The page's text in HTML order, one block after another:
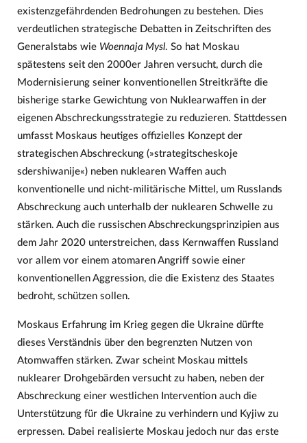
existenzgefährdenden Bedrohungen zu bestehen. Dies
verdeutlichen strategische Debatten in Zeitschriften des
Generalstabs wie Woennaja Mysl. So hat Moskau
spätestens seit den 2000er Jahren versucht, durch die
Modernisierung seiner konventionellen Streitkräfte die
bisherige starke Gewichtung von Nuklearwaffen in der
eigenen Abschreckungsstrategie zu reduzieren. Stattdessen
umfasst Moskaus heutiges offizielles Konzept der
strategischen Abschreckung (»strategitscheskoje
sdershiwanije«) neben nuklearen Waffen auch
konventionelle und nicht-militärische Mittel, um Russlands
Abschreckung auch unterhalb der nuklearen Schwelle zu
stärken. Auch die russischen Abschreckungsprinzipien aus
dem Jahr 2020 unterstreichen, dass Kernwaffen Russland
vor allem vor einem atomaren Angriff sowie einer
konventionellen Aggression, die die Existenz des Staates
bedroht, schützen sollen.
Moskaus Erfahrung im Krieg gegen die Ukraine dürfte
dieses Verständnis über den begrenzten Nutzen von
Atomwaffen stärken. Zwar scheint Moskau mittels
nuklearer Drohgebärden versucht zu haben, neben der
Abschreckung einer westlichen Intervention auch die
Unterstützung für die Ukraine zu verhindern und Kyjiw zu
erpressen. Dabei realisierte Moskau jedoch nur das erste